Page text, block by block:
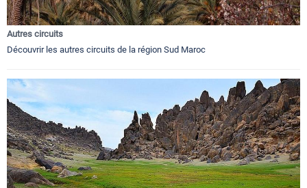
Autres circuits
Découvrir les autres circuits de la région Sud Maroc